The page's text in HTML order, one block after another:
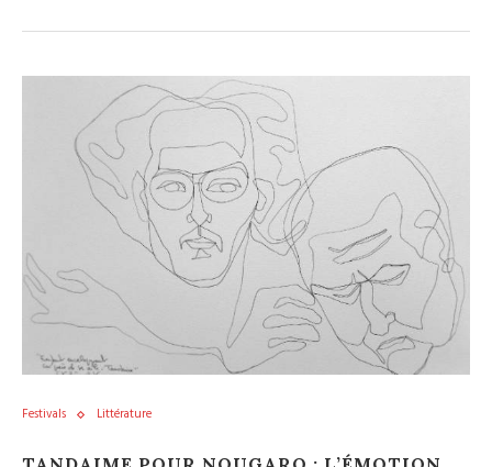
Festivals Littérature